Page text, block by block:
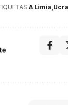
A Limia